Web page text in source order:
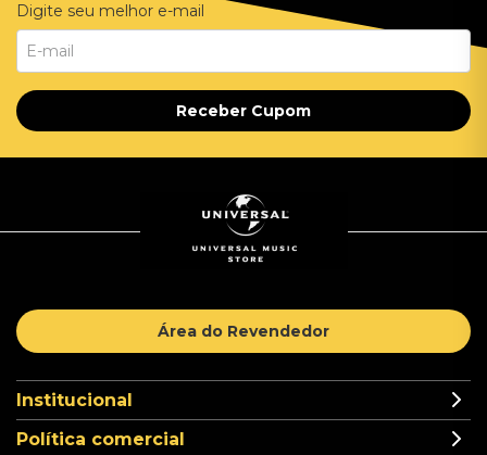
Digite seu melhor e-mail
Receber Cupom
Área do Revendedor
Institucional
Política comercial